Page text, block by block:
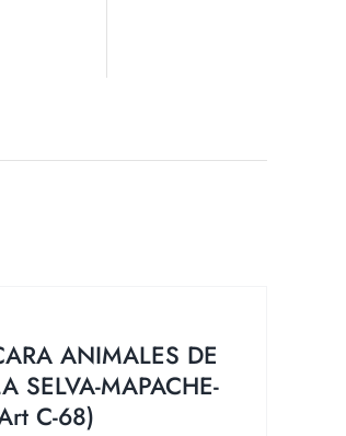
ANIMALES DE
SELVA-MAPACHE-
C-68)